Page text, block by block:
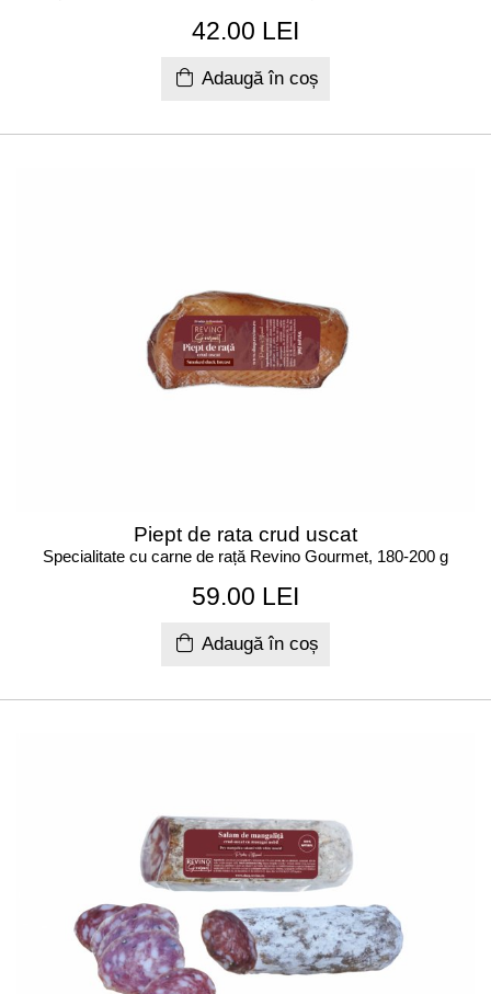
42.00 LEI
Adaugă în coș
Piept de rata crud uscat
Specialitate cu carne de rață Revino Gourmet, 180-200 g
59.00 LEI
Adaugă în coș